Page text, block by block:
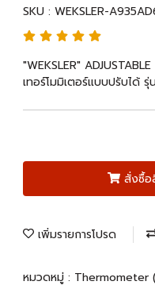
SKU : WEKSLER-
"WEKSLER"
เทอร์โมมิเตอร์แบบปรับได้
สั่งซื้อ
เพิ่มรายการโปรด
หมวดหมู่ : Thermometer